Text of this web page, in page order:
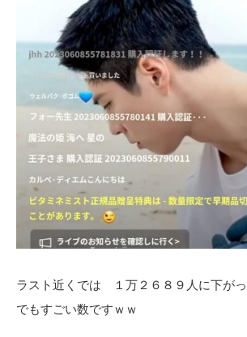
ラスト近くでは １万２６８９人に下が
でもすごい数ですｗｗ